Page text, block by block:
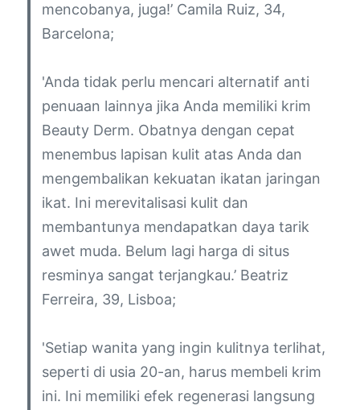
mencobanya, juga!’ Camila Ruiz, 34,
Barcelona;
'Anda tidak perlu mencari alternatif anti
penuaan lainnya jika Anda memiliki krim
Beauty Derm. Obatnya dengan cepat
menembus lapisan kulit atas Anda dan
mengembalikan kekuatan ikatan jaringan
ikat. Ini merevitalisasi kulit dan
membantunya mendapatkan daya tarik
awet muda. Belum lagi harga di situs
resminya sangat terjangkau.’ Beatriz
Ferreira, 39, Lisboa;
'Setiap wanita yang ingin kulitnya terlihat,
seperti di usia 20-an, harus membeli krim
ini. Ini memiliki efek regenerasi langsung